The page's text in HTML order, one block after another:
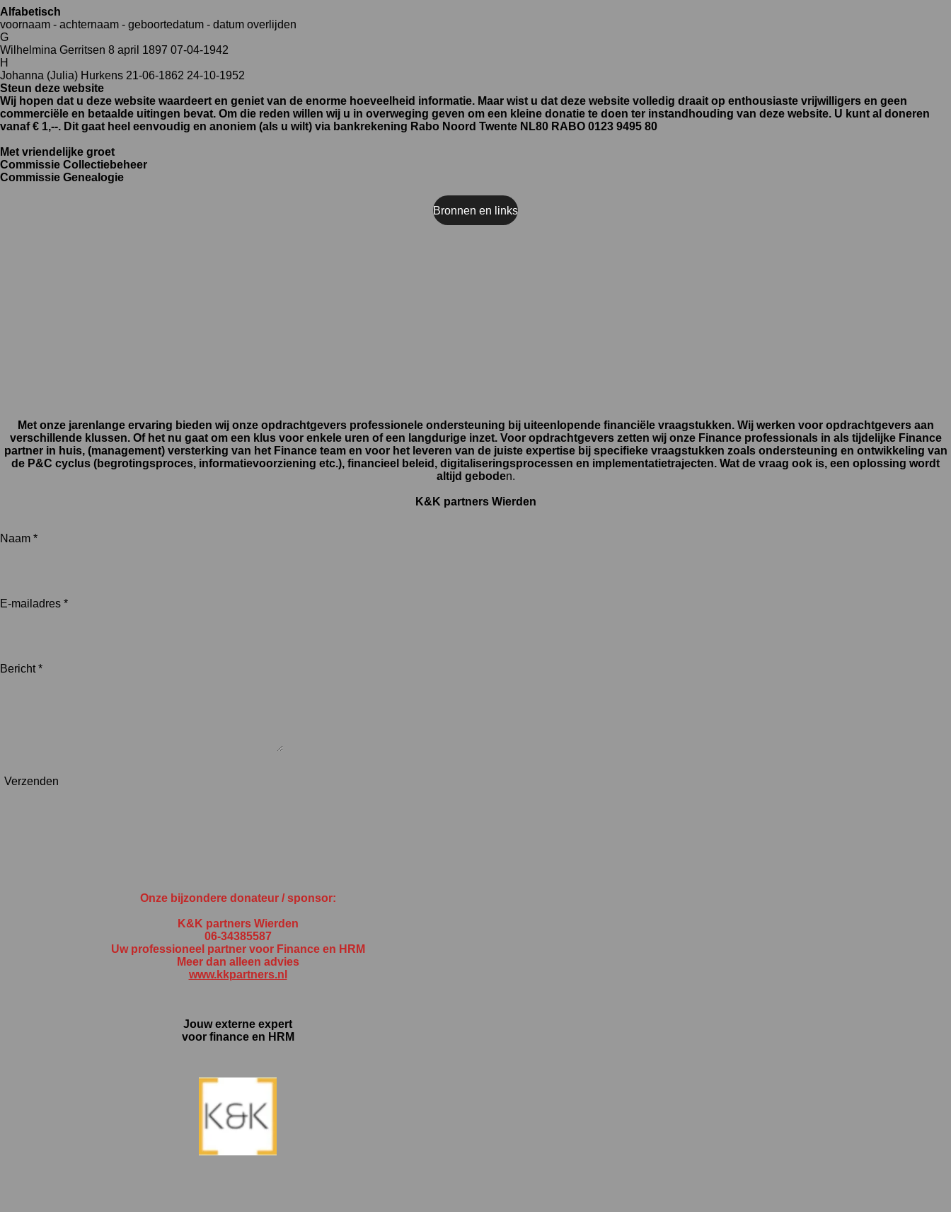
Alfabetisch
voornaam - achternaam - geboortedatum - datum overlijden
G
Wilhelmina Gerritsen 8 april 1897 07-04-1942
H
Johanna (Julia) Hurkens 21-06-1862 24-10-1952
Steun deze website
Wij hopen dat u deze website waardeert en geniet van de enorme hoeveelheid informatie. Maar wist u dat deze website volledig draait op enthousiaste vrijwilligers en geen
commerciële en betaalde uitingen bevat. Om die reden willen wij u in overweging geven om een kleine donatie te doen ter instandhouding van deze website. U kunt al doneren
vanaf € 1,--. Dit gaat heel eenvoudig en anoniem (als u wilt) via bankrekening Rabo Noord Twente NL80 RABO 0123 9495 80
Met vriendelijke groet
Commissie Collectiebeheer
Commissie Genealogie
Bronnen en links
Met onze jarenlange ervaring bieden wij onze opdrachtgevers professionele ondersteuning bij uiteenlopende financiële vraagstukken. Wij werken voor opdrachtgevers aan
verschillende klussen. Of het nu gaat om een klus voor enkele uren of een langdurige inzet. Voor opdrachtgevers zetten wij onze Finance professionals in als tijdelijke Finance
partner in huis, (management) versterking van het Finance team en voor het leveren van de juiste expertise bij specifieke vraagstukken zoals ondersteuning en ontwikkeling van
de P&C cyclus (begrotingsproces, informatievoorziening etc.), financieel beleid, digitaliseringsprocessen en implementatietrajecten. Wat de vraag ook is, een oplossing wordt
altijd geboden.
K&K partners Wierden
Naam *
E-mailadres *
Bericht *
Verzenden
Onze bijzondere donateur / sponsor:
K&K partners Wierden
06-34385587
Uw professioneel partner voor Finance en HRM
Meer dan alleen advies
www.kkpartners.nl
Jouw externe expert
voor finance en HRM